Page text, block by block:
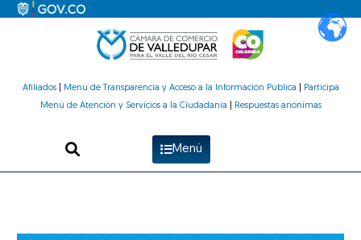
Afiliados| Menú de Transparencia y Acceso a la Información Pública
Participa
Menú de Atención y Servicios a la Ciudadanía
Respuestas anónimas
Menú